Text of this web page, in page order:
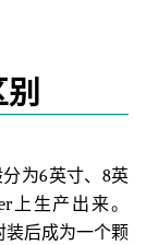
为6英寸、8英
上生产出来。
装后成为一个颗